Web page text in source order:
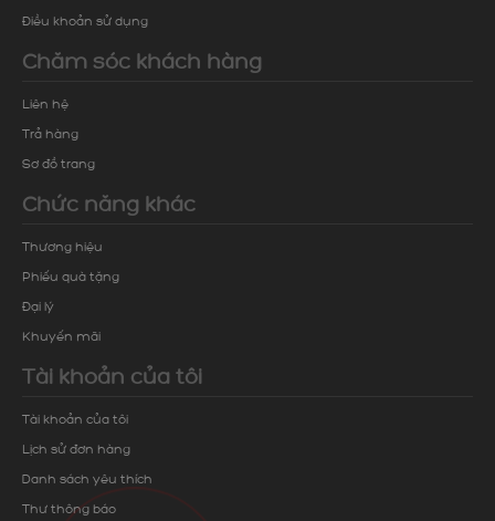
Điều khoản sử dụng
Chăm sóc khách hàng
Liên hệ
Trả hàng
Sơ đồ trang
Chức năng khác
Thương hiệu
Phiếu quà tặng
Đại lý
Khuyến mãi
Tài khoản của tôi
Tài khoản của tôi
Lịch sử đơn hàng
Danh sách yêu thích
Thư thông báo